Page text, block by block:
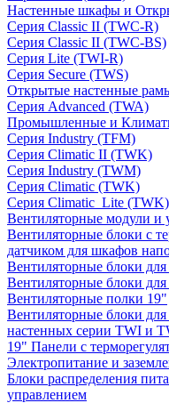
Настенные шкафы и
Серия Classic II (TWC-R)
Серия Classic II (TWC-BS)
Серия Lite (TWI-R)
Серия Secure (TWS)
Открытые настенные
Серия Advanced (TWA)
Промышленные и
Серия Industry (TFM)
Серия Climatic II (TWK)
Серия Industry (TWM)
Серия Climatic (TWK)
Серия Climatic_Lite (TWK)
Вентиляторные модули и
Вентиляторные блоки с
датчиком для шкафов
Вентиляторные блоки
Вентиляторные блоки
Вентиляторные полки 19"
Вентиляторные блоки
настенных серии TWI и
19" Панели с
Электропитание и
Блоки распределения
управлением